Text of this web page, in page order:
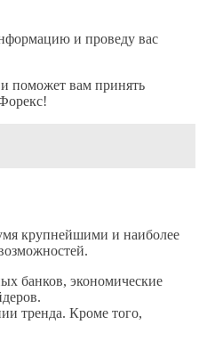
и проведу вас
и поможет вам принять
крупнейшими и наиболее
банков, экономические
тренда. Кроме того,